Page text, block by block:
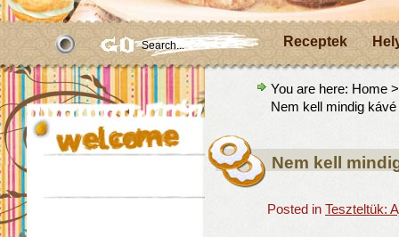
Receptek
You are here: Home
Nem kell mindig kávé
Nem kell
Posted in Teszteltük: